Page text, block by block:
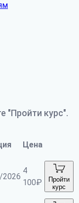
"Пройти курс".
Цена
4
100₽
Пройти
курс